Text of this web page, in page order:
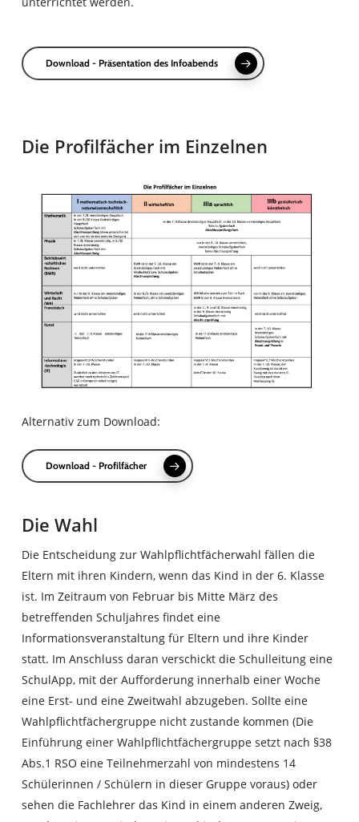
Download - Präsentation des Infoabends
Die Profilfächer im Einzelnen
Alternativ zum Download:
Download - Profilfächer
Die Wahl
Die Entscheidung zur Wahlpflichtfächerwahl fällen die
Eltern mit ihren Kindern, wenn das Kind in der 6. Klasse
ist. Im Zeitraum von Februar bis Mitte März des
betreffenden Schuljahres findet eine
Informationsveranstaltung für Eltern und ihre Kinder
statt. Im Anschluss daran verschickt die Schulleitung eine
SchulApp, mit der Aufforderung innerhalb einer Woche
eine Erst- und eine Zweitwahl abzugeben. Sollte eine
Wahlpflichtfächergruppe nicht zustande kommen (Die
Einführung einer Wahlpflichtfächergruppe setzt nach §38
Abs.1 RSO eine Teilnehmerzahl von mindestens 14
Schülerinnen / Schülern in dieser Gruppe voraus) oder
sehen die Fachlehrer das Kind in einem anderen Zweig,